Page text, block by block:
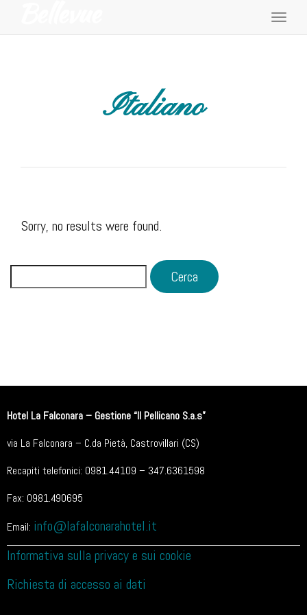
Italiano
Sorry, no results were found.
Hotel La Falconara – Gestione “Il Pellicano S.a.s”
via La Falconara – C.da Pietà, Castrovillari (CS)
Recapiti telefonici: 0981.44109 – 347.6361598
Fax: 0981.490695
Email: info@lafalconarahotel.it
Informativa sulla privacy e sui cookie
Richiesta di accesso ai dati